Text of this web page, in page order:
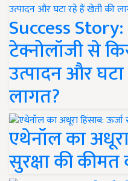
Success
टेक्नोलॉजी से
उत्पादन और
लागत?
एथेनॉल का
सुरक्षा की